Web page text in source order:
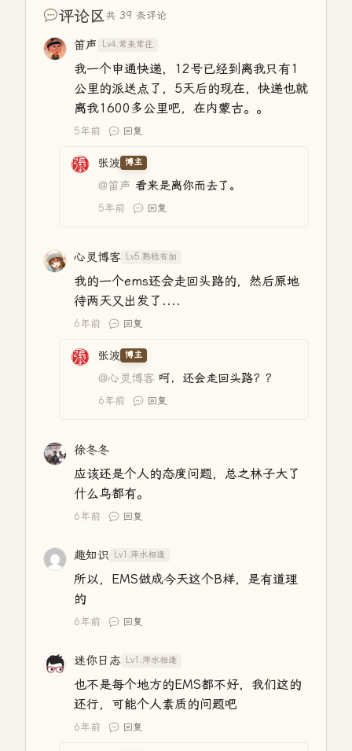
评论区 共 39 条评论
笛声 Lv4.常来常往
我一个申通快递，12号已经到离我只有1
公里的派送点了，5天后的现在，快递也就
离我1600多公里吧，在内蒙古。。
5年前 回复
张波 博主
@笛声 看来是离你而去了。
5年前 回复
心灵博客 Lv5.熟稔有加
我的一个ems还会走回头路的，然后原地
待两天又出发了....
6年前 回复
张波 博主
@心灵博客 呵，还会走回头路？？
6年前 回复
徐冬冬
应该还是个人的态度问题，总之林子大了
什么鸟都有。
6年前 回复
趣知识 Lv1.萍水相逢
所以，EMS做成今天这个B样，是有道理
的
6年前 回复
迷你日志 Lv1.萍水相逢
也不是每个地方的EMS都不好，我们这的
还行，可能个人素质的问题吧
6年前 回复